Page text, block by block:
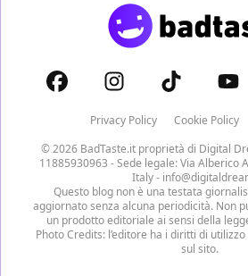
Privacy Policy Cookie Policy
© 2026 BadTaste.it proprietà di Digital
11885930963 - Sede legale: Via Alberico
Italy -
Questo blog non è una testata
aggiornato senza alcuna periodicità. Non
un prodotto editoriale ai sensi della
Photo Credits: l’editore ha i diritti di
sul sito.